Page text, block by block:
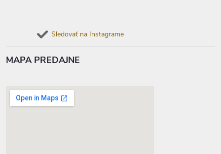
Sledovať na Instagrame
MAPA PREDAJNE